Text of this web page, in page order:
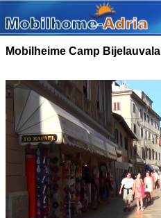
Mobilheime Camp Bijelauvala